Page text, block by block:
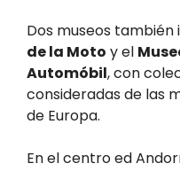
Dos museos
de la Moto y el
Automóbil, con
consideradas de las
de Europa.
En el centro ed